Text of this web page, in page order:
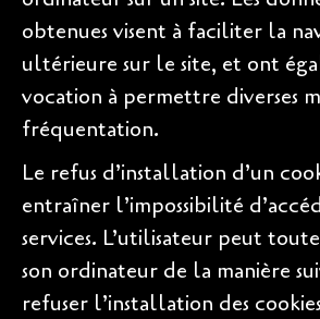
obtenues visent à faciliter la
ultérieure sur le site, et ont
vocation à permettre diverses
fréquentation.
Le refus d’installation d’un
entraîner l’impossibilité
services. L’utilisateur peut
son ordinateur de la manière
refuser l’installation des